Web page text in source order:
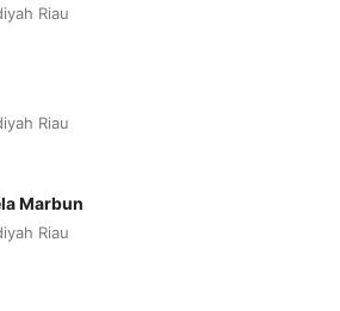
Riau
Riau
Marbun
Riau